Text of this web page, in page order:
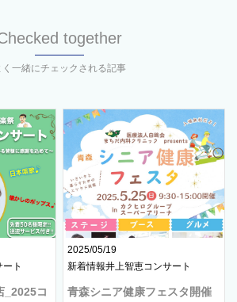
together
く一緒にチェックされる記事
ト
_2025コ
2025/05/19
新着情報井上智恵コンサート
青森シニア健康フェスタ開催